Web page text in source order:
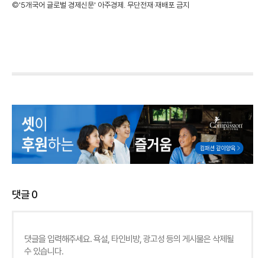
©'5개국어 글로벌 경제신문' 아주경제. 무단전재·재배포 금지
댓글0